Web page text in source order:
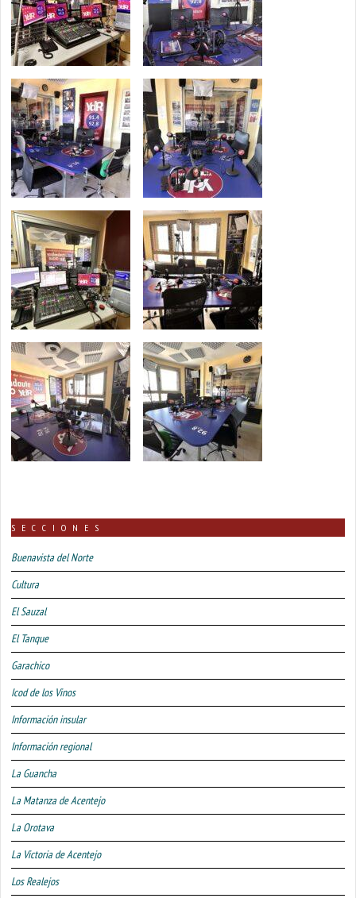
SECCIONES
Buenavista del Norte
Cultura
El Sauzal
El Tanque
Garachico
Icod de los Vinos
Información insular
Información regional
La Guancha
La Matanza de Acentejo
La Orotava
La Victoria de Acentejo
Los Realejos